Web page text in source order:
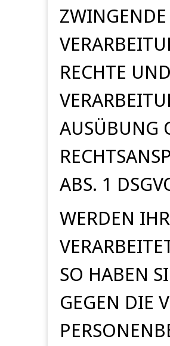
RECHTE
AUSÜBUNG
ABS. 1
WERDEN
SO HABEN
GEGEN DIE